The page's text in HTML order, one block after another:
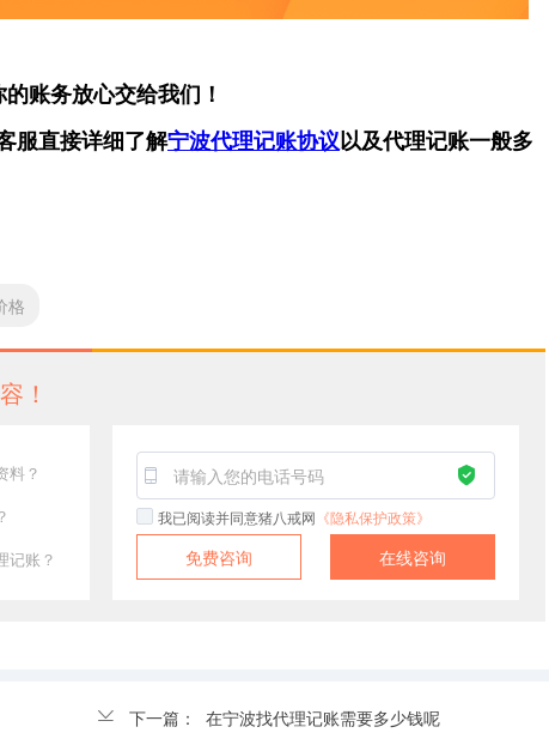
账务放心交给我们！
服直接详细了解宁波代理记账协议以及代理记账一般多
格
！
料？
记账？
我已阅读并同意猪八戒网 《隐私保护政策》
免费咨询 在线咨询
下一篇： 在宁波找代理记账需要多少钱呢